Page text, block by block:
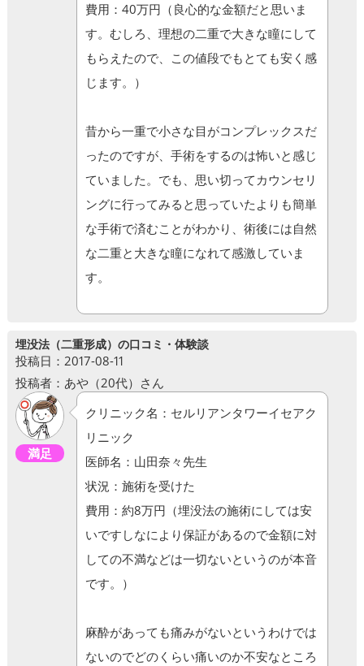
費用：40万円（良心的な金額だと思いま
す。むしろ、理想の二重で大きな瞳にして
もらえたので、この値段でもとても安く感
じます。）
昔から一重で小さな目がコンプレックスだ
ったのですが、手術をするのは怖いと感じ
ていました。でも、思い切ってカウンセリ
ングに行ってみると思っていたよりも簡単
な手術で済むことがわかり、術後には自然
な二重と大きな瞳になれて感激していま
す。
埋没法（二重形成）の口コミ・体験談
投稿日：2017-08-11
投稿者：あや（20代）さん
満足
クリニック名：セルリアンタワーイセアク
リニック
医師名：山田奈々先生
状況：施術を受けた
費用：約8万円（埋没法の施術にしては安
いですしなにより保証があるので金額に対
しての不満などは一切ないというのが本音
です。）
麻酔があっても痛みがないというわけでは
ないのでどのくらい痛いのか不安なところ